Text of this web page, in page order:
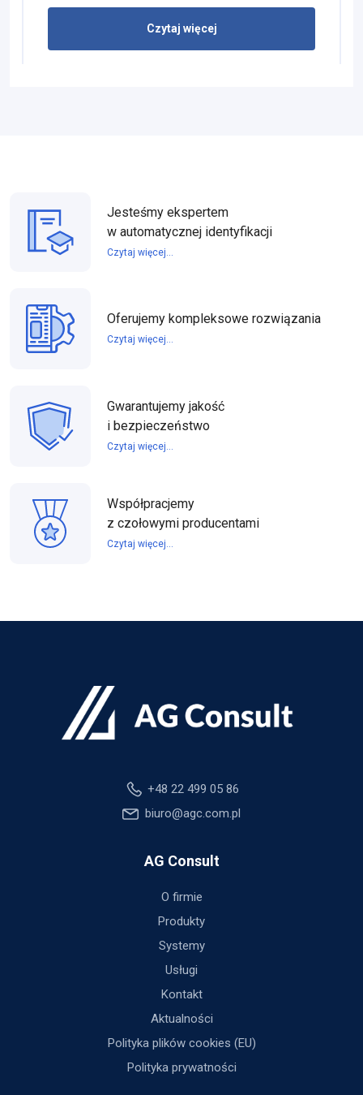
Czytaj więcej
Jesteśmy ekspertem
w automatycznej identyfikacji
Czytaj więcej...
Oferujemy kompleksowe rozwiązania
Czytaj więcej...
Gwarantujemy jakość
i bezpieczeństwo
Czytaj więcej...
Współpracjemy
z czołowymi producentami
Czytaj więcej...
+48 22 499 05 86
biuro@agc.com.pl
AG Consult
O firmie
Produkty
Systemy
Usługi
Kontakt
Aktualności
Polityka plików cookies (EU)
Polityka prywatności